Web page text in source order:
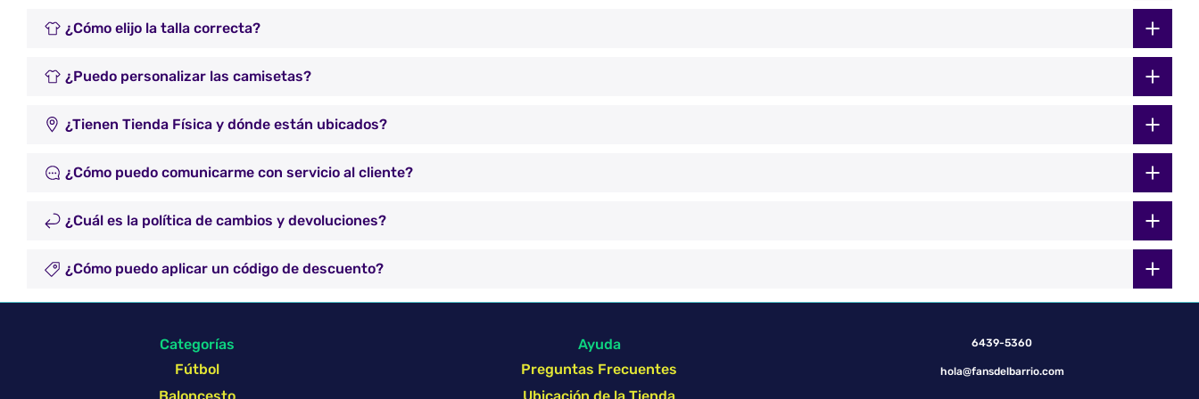
¿Cómo elijo la talla correcta?
¿Puedo personalizar las camisetas?
¿Tienen Tienda Física y dónde están ubicados?
¿Cómo puedo comunicarme con servicio al cliente?
¿Cuál es la política de cambios y devoluciones?
¿Cómo puedo aplicar un código de descuento?
Categorías
Fútbol
Ayuda
Preguntas Frecuentes
6439-5360
hola@fansdelbarrio.com